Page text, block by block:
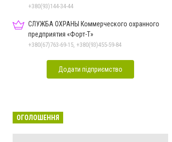
+380(93)144-34-44
СЛУЖБА ОХРАНЫ Коммерческого охранного
предприятия «Форт-Т»
+380(67)763-69-15, +380(93)455-59-84
Додати підприємство
ОГОЛОШЕННЯ